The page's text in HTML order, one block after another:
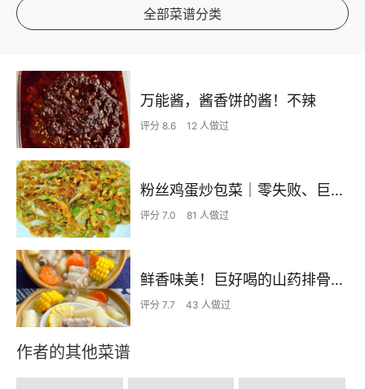
全部菜谱分类
万能酱，酱香饼的酱！不辣
评分 8.6 12 人做过
粉丝鸡蛋炒包菜｜零失败、巨下饭
评分 7.0 81 人做过
鲜香味美！巨好喝的山药排骨汤！！
评分 7.7 43 人做过
作者的其他菜谱